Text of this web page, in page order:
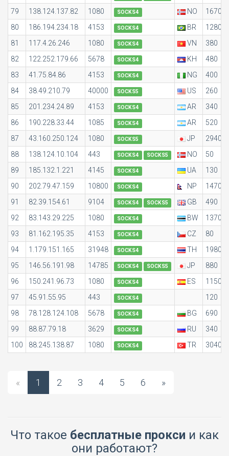
79
138.124.137.82 1080 SOCKS4 NO
1670
80
186.194.234.18 4153 SOCKS4 BR
1280
81
117.4.26.246 1080 SOCKS4 VN
380
82
122.252.179.66 5678 SOCKS4 KH
480
83
41.75.84.86 4153 SOCKS4 NG
400
84
38.49.210.79 40000 SOCKS5 US
260
85
201.234.24.89 4153 SOCKS4 AR
340
86
190.228.33.44 1085 SOCKS4 AR
520
87
43.160.250.124 1080 SOCKS5 JP
2940
88
138.124.10.104 443 SOCKS4 SOCKS5 NO
50
89
185.132.1.221 4145 SOCKS4 UA
130
90
202.79.47.159 10800 SOCKS4 NP
1470
91
82.39.154.61 9104 SOCKS4 SOCKS5 GB
490
92
83.143.29.225 1080 SOCKS4 BW
1370
93
81.162.195.35 4153 SOCKS4 CZ
80
94
1.179.151.165 31948 SOCKS4 TH
1980
95
146.56.191.98 14785 SOCKS4 SOCKS5 JP
880
96
150.241.96.73 1080 SOCKS4 ES
1150
97
45.91.55.95 443 SOCKS4
120
98
78.128.124.108 5678 SOCKS4 BG
690
99
88.87.79.18 3629 SOCKS4 RU
340
100
88.245.138.87 1080 SOCKS4 TR 3040
« 1 2 3 4 5 6 »
Что такое бесплатные прокси и как
они работают?